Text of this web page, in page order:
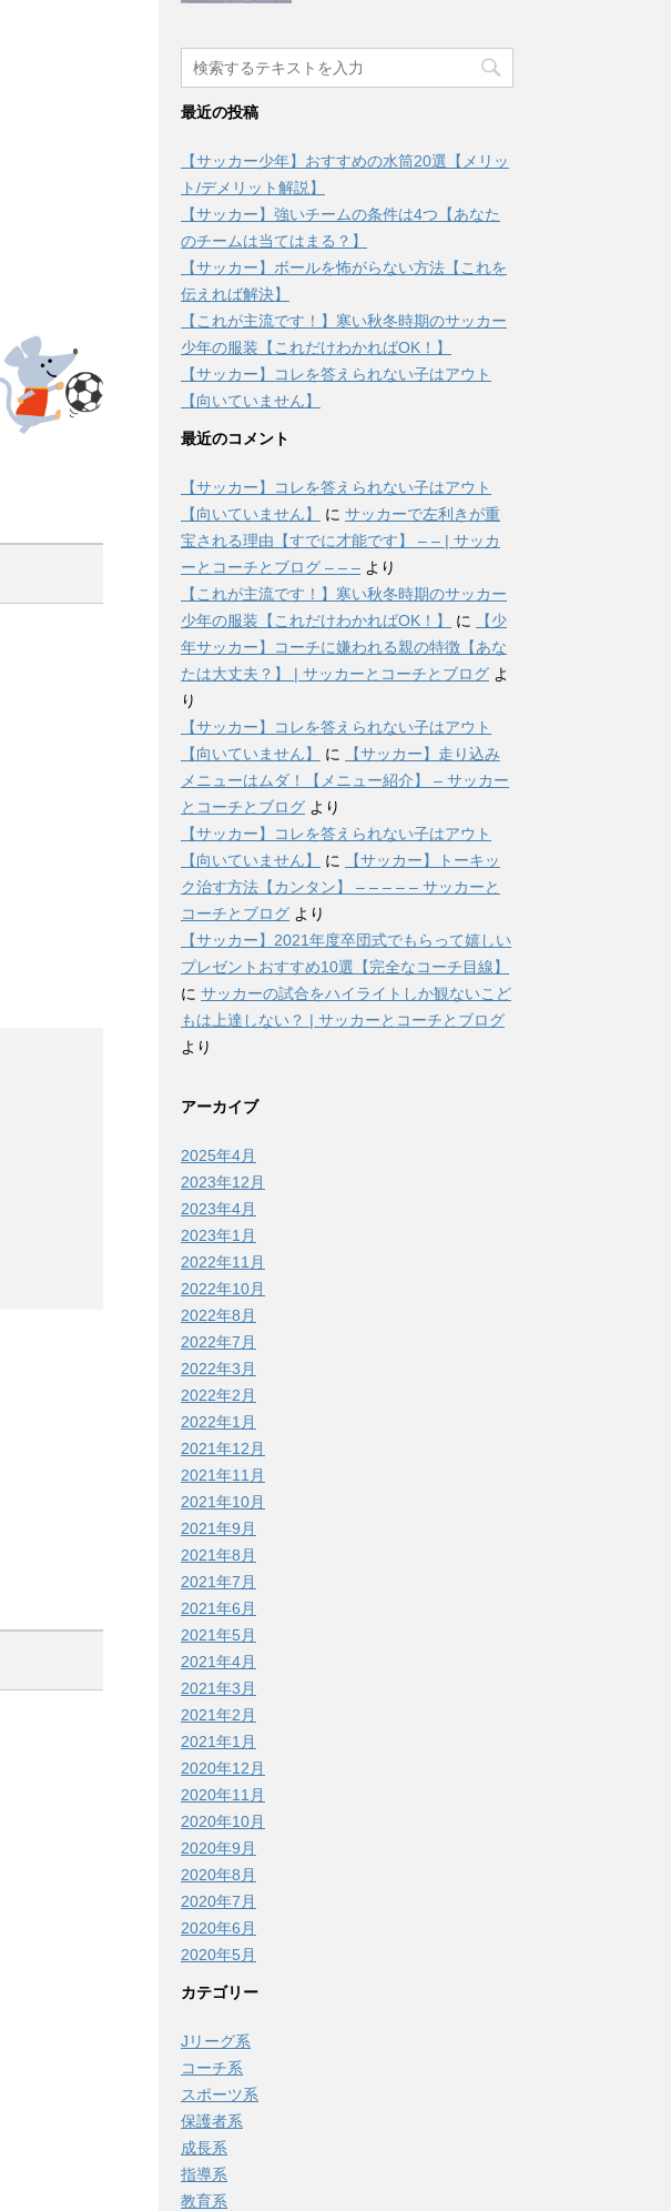
最近の投稿
【サッカー少年】おすすめの水筒20選【メリッ
ト/デメリット解説】
【サッカー】強いチームの条件は4つ【あなた
のチームは当てはまる？】
【サッカー】ボールを怖がらない方法【これを
伝えれば解決】
【これが主流です！】寒い秋冬時期のサッカー
少年の服装【これだけわかればOK！】
【サッカー】コレを答えられない子はアウト
【向いていません】
最近のコメント
【サッカー】コレを答えられない子はアウト
【向いていません】
に サッカーで左利きが重
宝される理由【すでに才能です】 – – | サッカ
ーとコーチとブログ – – – より
【これが主流です！】寒い秋冬時期のサッカー
少年の服装【これだけわかればOK！】
に
【少
年サッカー】コーチに嫌われる親の特徴【あな
たは大丈夫？】 | サッカーとコーチとブログ よ
り
【サッカー】コレを答えられない子はアウト
【向いていません】
に
【サッカー】走り込み
メニューはムダ！【メニュー紹介】 – サッカー
とコーチとブログ より
【サッカー】コレを答えられない子はアウト
【向いていません】
に
【サッカー】トーキッ
ク治す方法【カンタン】 – – – – – サッカーと
コーチとブログ より
【サッカー】2021年度卒団式でもらって嬉しい
プレゼントおすすめ10選【完全なコーチ目線】
に サッカーの試合をハイライトしか観ないこど
もは上達しない？ | サッカーとコーチとブログ
より
アーカイブ
2025年4月
2023年12月
2023年4月
2023年1月
2022年11月
2022年10月
2022年8月
2022年7月
2022年3月
2022年2月
2022年1月
2021年12月
2021年11月
2021年10月
2021年9月
2021年8月
2021年7月
2021年6月
2021年5月
2021年4月
2021年3月
2021年2月
2021年1月
2020年12月
2020年11月
2020年10月
2020年9月
2020年8月
2020年7月
2020年6月
2020年5月
カテゴリー
Jリーグ系
コーチ系
スポーツ系
保護者系
成長系
指導系
教育系